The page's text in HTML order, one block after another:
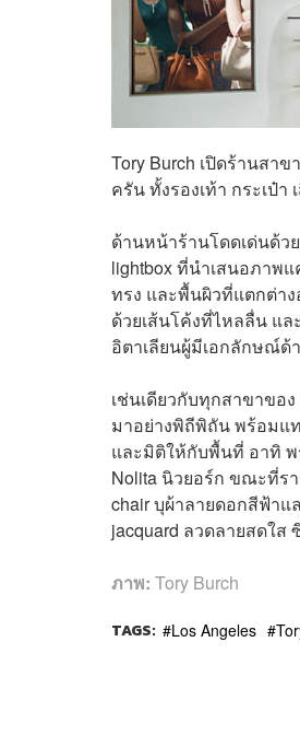
Tory Burch เปิดร้านสา
ครัน ทั้งรองเท้า กระเป๋า
ด้านหน้าร้านโดดเด่นด้ว
lightbox ที่นำเสนอภาพ
ทรง และพื้นผิวที่แตกต่าง
ด้วยเส้นโค้งที่ไหลลื่น แ
อิตาเลียนผู้มีเอกลักษณ์
เช่นเดียวกับทุกสาขาขอ
มาอย่างพิถีพิถัน พร้อมแ
และมิติให้กับพื้นที่ อาทิ พ
Nolita นิวยอร์ก ขณะที่ร
chair บุผ้าลายดอกสีฟ้าแ
jacquard ลวดลายสดใส
ภาพ: Tory Burch
TAGS: Los Angeles